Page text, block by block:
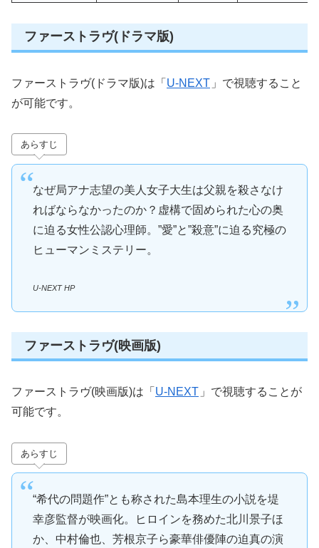
ファーストラヴ(ドラマ版)
ファーストラヴ(ドラマ版)は「 U-NEXT 」で視聴すること
が可能です。
あらすじ
なぜ局アナ志望の美人女子大生は父親を殺さなけ
ればならなかったのか？虚構で固められた心の奥
に迫る女性公認心理師。”愛”と”殺意”に迫る究極の
ヒューマンミステリー。
U-NEXT HP
ファーストラヴ(映画版)
ファーストラヴ(映画版)は「 U-NEXT 」で視聴することが
可能です。
あらすじ
“希代の問題作”とも称された島本理生の小説を堤
幸彦監督が映画化。ヒロインを務めた北川景子ほ
か、中村倫也、芳根京子ら豪華俳優陣の迫真の演